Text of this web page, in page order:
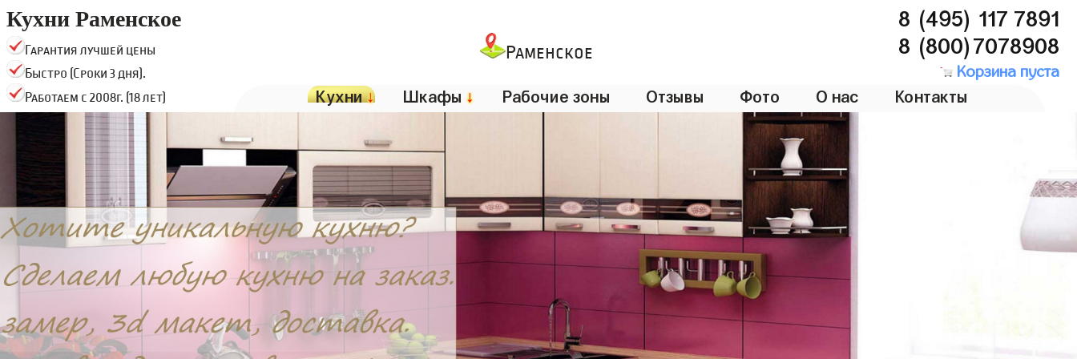
Кухни Раменское
Гарантия лучшей цены
Быстро (Сроки 3 дня).
Работаем с 2008г. (18 лет)
Раменское
8 (495) 117 7891
8 (800)7078908
Корзина пуста
Кухни↓ Шкафы ↓ Рабочие зоны Отзывы Фото О нас Контакты